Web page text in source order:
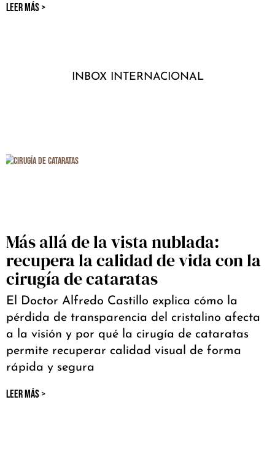
LEER MÁS >
INBOX INTERNACIONAL
Más allá de la vista nublada:
recupera la calidad de vida con la
cirugía de cataratas
El Doctor Alfredo Castillo explica cómo la
pérdida de transparencia del cristalino afecta
a la visión y por qué la cirugía de cataratas
permite recuperar calidad visual de forma
rápida y segura
LEER MÁS >